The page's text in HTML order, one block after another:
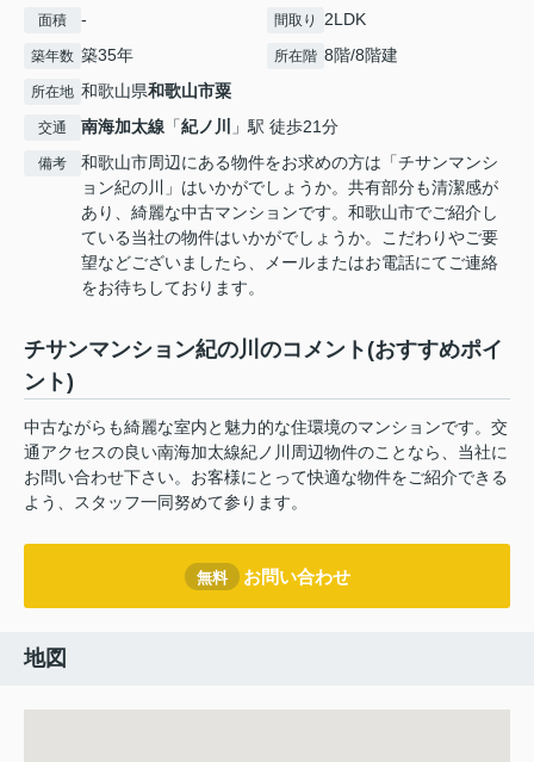
面積 - 間取り 2LDK
築年数 築35年 所在階 8階/8階建
所在地 和歌山県和歌山市粟
交通 南海加太線 「紀ノ川 」駅 徒歩21分
備考
和歌山市周辺にある物件をお求めの方は「チサンマンシ
ョン紀の川」はいかがでしょうか。共有部分も清潔感が
あり、綺麗な中古マンションです。和歌山市でご紹介し
ている当社の物件はいかがでしょうか。こだわりやご要
望などございましたら、メールまたはお電話にてご連絡
をお待ちしております。
チサンマンション紀の川のコメント(おすすめポイ
ント)
中古ながらも綺麗な室内と魅力的な住環境のマンションです。交
通アクセスの良い南海加太線紀ノ川周辺物件のことなら、当社に
お問い合わせ下さい。お客様にとって快適な物件をご紹介できる
よう、スタッフ一同努めて参ります。
無料 お問い合わせ
地図